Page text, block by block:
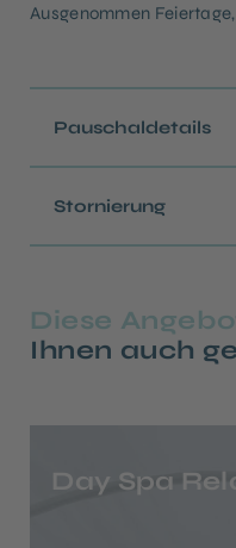
Ausgenommen
Pauschaldetails
Stornierung
Diese
Ihnen auch
Day Spa